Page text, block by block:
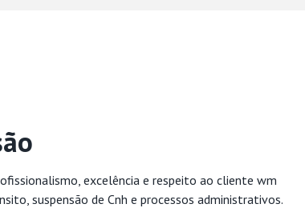
excelência e respeito ao cliente wm
suspensão de Cnh e processos administrativos.